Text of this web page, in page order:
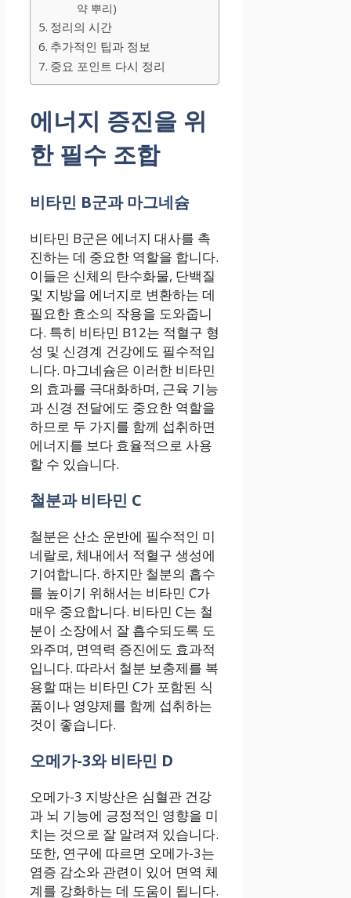
약 뿌리)
정리의 시간
추가적인 팁과 정보
중요 포인트 다시 정리
에너지 증진을 위
한 필수 조합
비타민 B군과 마그네슘
비타민 B군은 에너지 대사를 촉
진하는 데 중요한 역할을 합니다.
이들은 신체의 탄수화물, 단백질
및 지방을 에너지로 변환하는 데
필요한 효소의 작용을 도와줍니
다. 특히 비타민 B12는 적혈구 형
성 및 신경계 건강에도 필수적입
니다. 마그네슘은 이러한 비타민
의 효과를 극대화하며, 근육 기능
과 신경 전달에도 중요한 역할을
하므로 두 가지를 함께 섭취하면
에너지를 보다 효율적으로 사용
할 수 있습니다.
철분과 비타민 C
철분은 산소 운반에 필수적인 미
네랄로, 체내에서 적혈구 생성에
기여합니다. 하지만 철분의 흡수
를 높이기 위해서는 비타민 C가
매우 중요합니다. 비타민 C는 철
분이 소장에서 잘 흡수되도록 도
와주며, 면역력 증진에도 효과적
입니다. 따라서 철분 보충제를 복
용할 때는 비타민 C가 포함된 식
품이나 영양제를 함께 섭취하는
것이 좋습니다.
오메가-3와 비타민 D
오메가-3 지방산은 심혈관 건강
과 뇌 기능에 긍정적인 영향을 미
치는 것으로 잘 알려져 있습니다.
또한, 연구에 따르면 오메가-3는
염증 감소와 관련이 있어 면역 체
계를 강화하는 데 도움이 됩니다.